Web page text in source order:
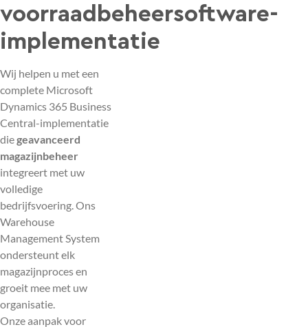
voorraadbeheersoftware-
implementatie
Wij helpen u met een
complete Microsoft
Dynamics 365 Business
Central-implementatie
diegeavanceerd
magazijnbeheer
integreert met uw
volledige
bedrijfsvoering. Ons
Warehouse
Management System
ondersteunt elk
magazijnproces en
groeit mee met uw
organisatie.
Onze aanpak voor